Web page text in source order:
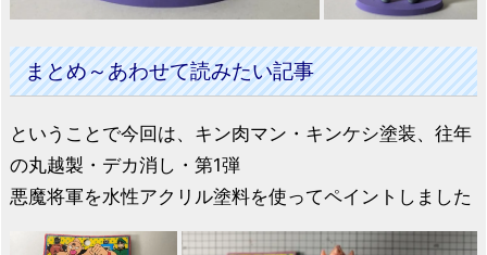
まとめ～あわせて読みたい記事
ということで今回は、キン肉マン・キンケシ塗装、往年
の丸越製・デカ消し・第1弾
悪魔将軍を水性アクリル塗料を使ってペイントしました